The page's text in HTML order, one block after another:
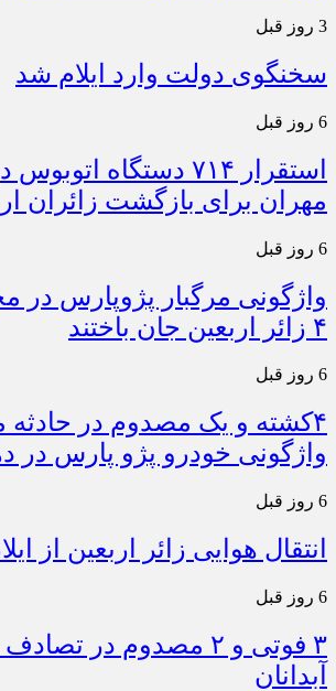
3 روز قبل
سخنگوی دولت وارد ایلام شد
6 روز قبل
استقرار ۷۱۴ دستگاه
مهران برای بازگشت زائران
6 روز قبل
واژگونی مرگبار پژوپارس در
۴ زائر اربعین جان باختند
6 روز قبل
۴کشته و یک مصدوم در حادثه
واژگونی خودرو پژو پارس در
6 روز قبل
انتقال هوایی زائر اربعین از
6 روز قبل
۳ فوتی و ۲ مصدوم در
آبدانان